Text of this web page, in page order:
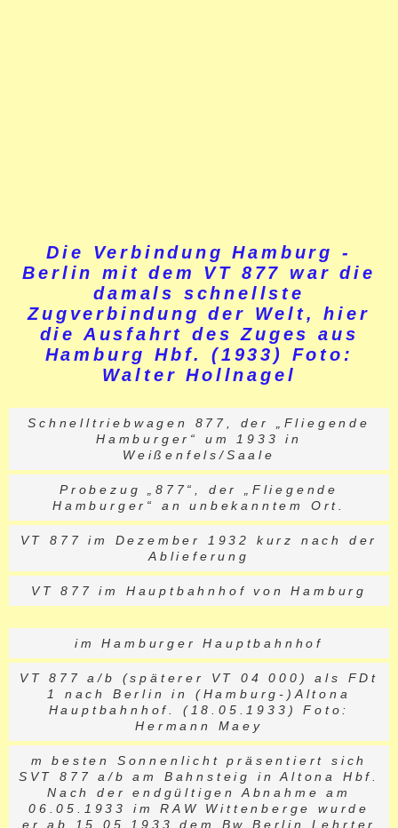
Die Verbindung Hamburg -
Berlin mit dem VT 877 war die
damals schnellste
Zugverbindung der Welt, hier
die Ausfahrt des Zuges aus
Hamburg Hbf. (1933) Foto:
Walter Hollnagel
Schnelltriebwagen 877, der „Fliegende
Hamburger“ um 1933 in
Weißenfels/Saale
Probezug „877“, der „Fliegende
Hamburger“ an unbekanntem Ort.
VT 877 im Dezember 1932 kurz nach der
Ablieferung
VT 877 im Hauptbahnhof von Hamburg
im Hamburger Hauptbahnhof
VT 877 a/b (späterer VT 04 000) als FDt
1 nach Berlin in (Hamburg-)Altona
Hauptbahnhof. (18.05.1933) Foto:
Hermann Maey
m besten Sonnenlicht präsentiert sich
SVT 877 a/b am Bahnsteig in Altona Hbf.
Nach der endgültigen Abnahme am
06.05.1933 im RAW Wittenberge wurde
er ab 15.05.1933 dem Bw Berlin Lehrter